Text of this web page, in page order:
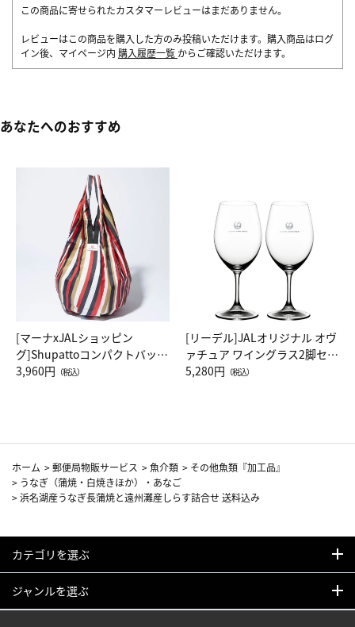
この商品に寄せられたカスタマーレビューはまだありません。
レビューはこの商品を購入した方のみ投稿いただけます。購入商品はログ
イン後、マイページ内 購入履歴一覧 からご確認いただけます。
あなたへのおすすめ
[マーナxJALショッピン
グ]Shupattoコンパクトバッグ
Drop JAL客室乗務員（LC）ス
3,960円 （税込）
[リーデル]JALオリジナル オヴ
ァチュア ワイングラス2脚セッ
ト（レッドワイン）
5,280円 （税込）
ホーム >郵便局物販サービス >魚介類 > その他魚類『加工品』
> うなぎ（蒲焼・白焼きほか）・あなご
>浜名湖産うなぎ長蒲焼と遠州灘産しらす詰合せ 送料込み
カテゴリを選ぶ
ジャンルを選ぶ